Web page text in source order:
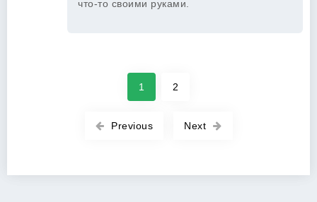
что-то своими руками.
Previous
1 2
Next